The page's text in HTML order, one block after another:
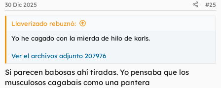
e
s
30 Dic 2025 #25
Llaverizado rebuznó:
Yo he cagado con la mierda de hilo de karls.
Ver el archivos adjunto 207976
Si parecen babosas ahí tiradas. Yo pensaba que los
musculosos cagabais como una pantera